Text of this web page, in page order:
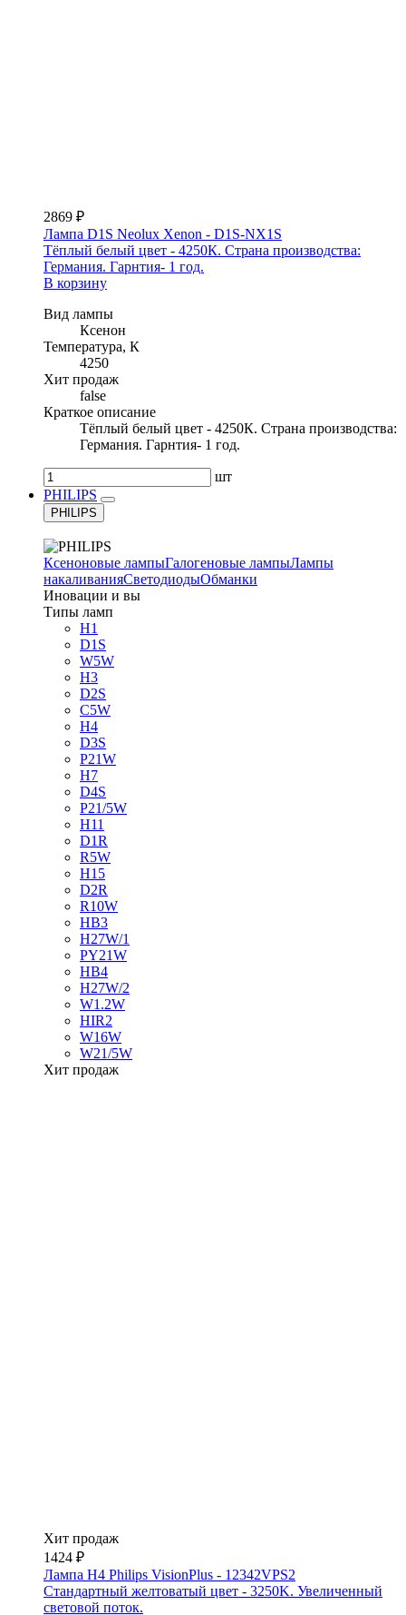
2869 ₽
Лампа D1S Neolux Xenon - D1S-NX1S
Тёплый белый цвет - 4250К. Страна производства:
Германия. Гарнтия- 1 год.
В корзину
Вид лампы
Ксенон
Температура, К
4250
Хит продаж
false
Краткое описание
Тёплый белый цвет - 4250К. Страна производства:
Германия. Гарнтия- 1 год.
шт
PHILIPS
PHILIPS
Ксеноновые лампыГалогеновые лампыЛампы
накаливанияСветодиодыОбманки
Иновации и вы
Типы ламп
H1
D1S
W5W
H3
D2S
C5W
H4
D3S
P21W
H7
D4S
P21/5W
H11
D1R
R5W
H15
D2R
R10W
HB3
H27W/1
PY21W
HB4
H27W/2
W1.2W
HIR2
W16W
W21/5W
Хит продаж
Хит продаж
1424 ₽
Лампа H4 Philips VisionPlus - 12342VPS2
Стандартный желтоватый цвет - 3250K. Увеличенный
световой поток.